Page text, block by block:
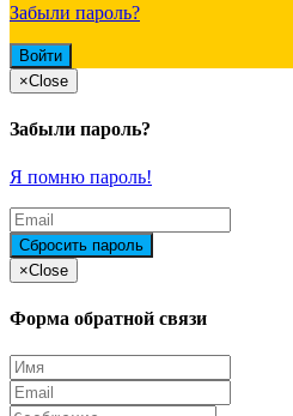
Забыли пароль?
×Close
Забыли пароль?
Я помню пароль!
×Close
Форма обратной связи